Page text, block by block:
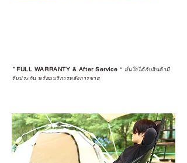
*FULL WARRANTY & After Service * มั่นใจได้กับสินค้ามี
รับประกัน พร้อมบริการหลังการขาย